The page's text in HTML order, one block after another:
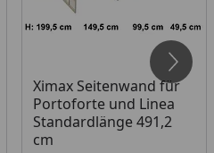
flexibel und
und Schwarz
Ximax Seitenwand für
Portoforte und Linea
Standardlänge 491,2
cm